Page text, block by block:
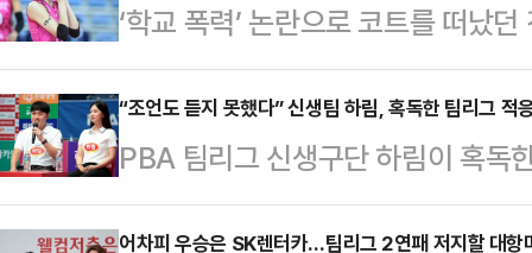
‘학교 폭력’ 논란으로 코트를 떠났
트로 복귀한다.일본 여자 배구 SV
회관계망서비스(SNS)를 통해 이
이재영에 대해 “뛰어난 공격력과
웃사이드 히터”라고 소개했다.한
“조언도 듣지 못했다” 신생팀 하림, 혹독한 팀리그 적
PBA 팀리그 신생구단 하림이 혹
부터 9일간 경기도 고양시 ‘고양 킨
어차피 우승은 SK렌터카…팀리그 2연패 저지할 대항